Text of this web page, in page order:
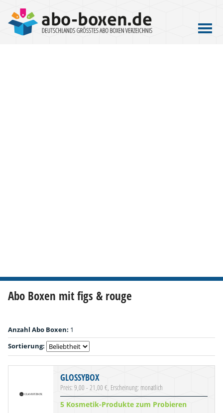
Abo Boxen mit figs & rouge
Anzahl Abo Boxen: 1
Sortierung:
GLOSSYBOX
Preis: 9,00 - 21,00 €, Erscheinung: monatlich
5 Kosmetik-Produkte zum Probieren